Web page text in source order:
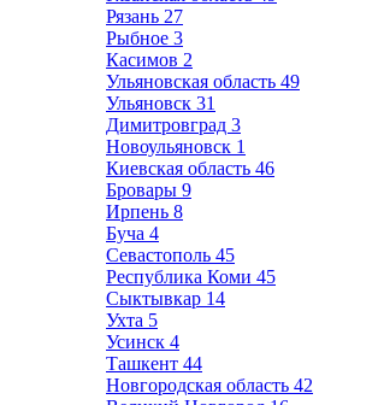
Рязань 27
Рыбное 3
Касимов 2
Ульяновская область 49
Ульяновск 31
Димитровград 3
Новоульяновск 1
Киевская область 46
Бровары 9
Ирпень 8
Буча 4
Севастополь 45
Республика Коми 45
Сыктывкар 14
Ухта 5
Усинск 4
Ташкент 44
Новгородская область 42